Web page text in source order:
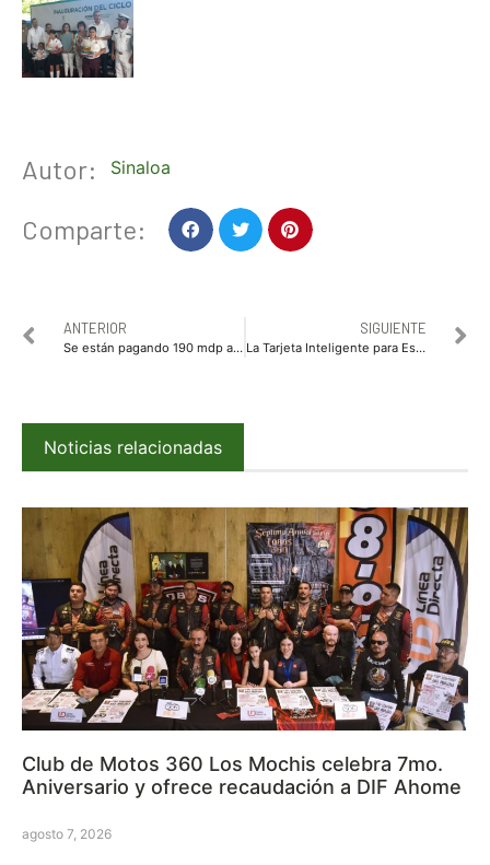
Autor: Sinaloa
Comparte:
ANTERIOR
Se están pagando 190 mdp a maestros: Gobierno de Sinaloa
SIGUIENTE
La Tarjeta Inteligente para Estudiantes será gratuita, anuncia Quirino
Noticias relacionadas
Club de Motos 360 Los Mochis celebra 7mo.
Aniversario y ofrece recaudación a DIF Ahome
agosto 7, 2026